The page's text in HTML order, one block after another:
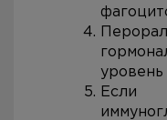
уровень